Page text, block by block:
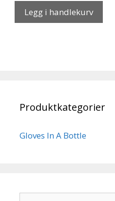
Legg i handlekurv
Produktkategorier
Gloves In A Bottle